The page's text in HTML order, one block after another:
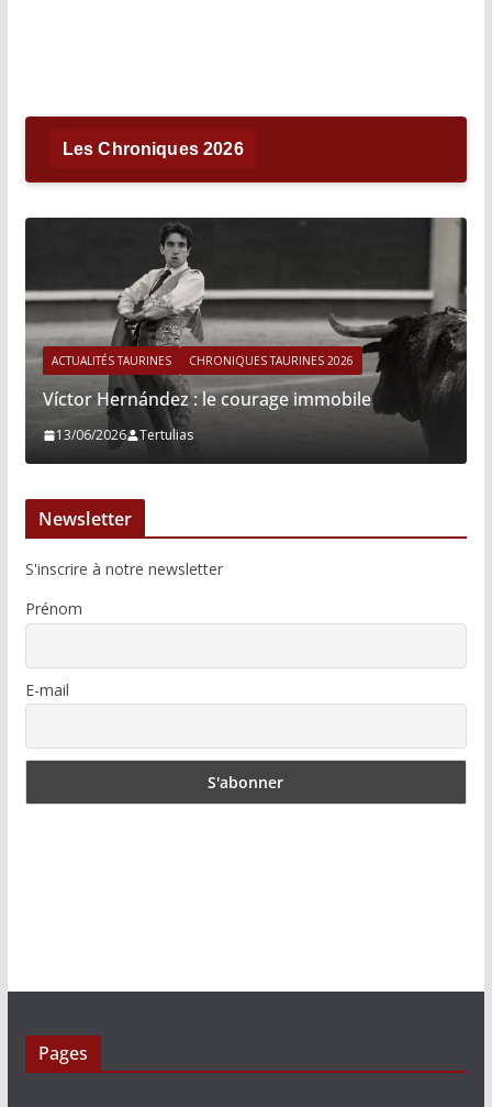
Les Chroniques 2026
ACTUALITÉS TAURINES CHRONIQUES TAURINES 2026
Víctor Hernández : le courage immobile
13/06/2026 Tertulias
Newsletter
S'inscrire à notre newsletter
Prénom
E-mail
Pages